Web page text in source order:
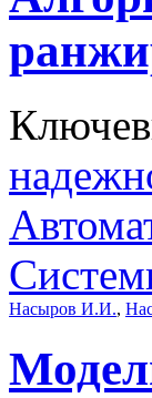
Насыров И.И.,